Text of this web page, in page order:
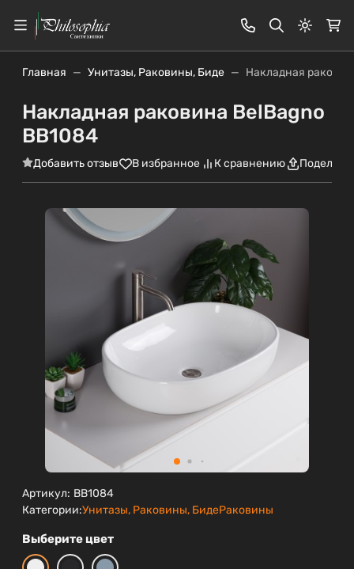
Главная Унитазы, Раковины, Биде Накладная
Накладная раковина BelBagno
BB1084
Добавить отзыв В избранное К сравнению
Артикул: BB1084
Категории:Унитазы, Раковины, БидеРаковины
Выберите цвет